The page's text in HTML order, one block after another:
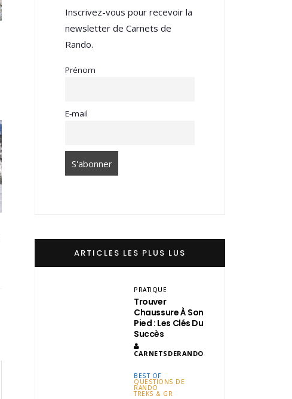
Inscrivez-vous pour recevoir la
newsletter de Carnets de
Rando.
Prénom
E-mail
ARTICLES LES PLUS LUS
PRATIQUE
Trouver
Chaussure À Son
Pied : Les Clés Du
Succès
CARNETSDERANDO
BEST OF
QUESTIONS DE
RANDO
TREKS & GR